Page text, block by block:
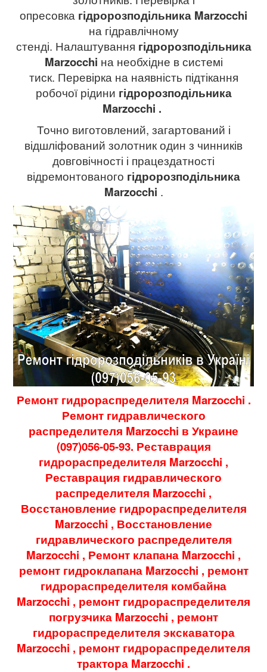
опресовка гідророзподільника Marzocchi
на гідравлічному
стенді. Налаштування гідророзподільника
Marzocchi на необхідне в системі
тиск. Перевірка на наявність підтікання
робочої рідини гідророзподільника
Marzocchi .
Точно виготовлений, загартований і
відшліфований золотник один з чинників
довговічності і працездатності
відремонтованого гідророзподільника
Marzocchi .
Ремонт гидрораспределителя Marzocchi .
Ремонт гидравлического
распределителя Marzocchi в Украине
(097)056-05-93. Реставрация
гидрораспределителя Marzocchi ,
Реставрация гидравлического
распределителя Marzocchi ,
Восстановление гидрораспределителя
Marzocchi , Восстановление
гидравлического распределителя
Marzocchi , Ремонт клапана Marzocchi ,
ремонт гидроклапанаMarzocchi , ремонт
гидрораспределителя комбайна
Marzocchi , ремонт гидрораспределителя
погрузчика Marzocchi , ремонт
гидрораспределителя экскаватора
Marzocchi , ремонт гидрораспределителя
трактора Marzocchi .